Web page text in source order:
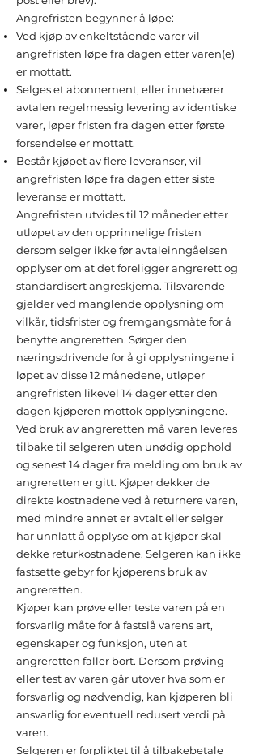
Angrefristen begynner å løpe:
Ved kjøp av enkeltstående varer vil
angrefristen løpe fra dagen etter varen(e)
er mottatt.
Selges et abonnement, eller innebærer
avtalen regelmessig levering av identiske
varer, løper fristen fra dagen etter første
forsendelse er mottatt.
Består kjøpet av flere leveranser, vil
angrefristen løpe fra dagen etter siste
leveranse er mottatt.
Angrefristen utvides til 12 måneder etter
utløpet av den opprinnelige fristen
dersom selger ikke før avtaleinngåelsen
opplyser om at det foreligger angrerett og
standardisert angreskjema. Tilsvarende
gjelder ved manglende opplysning om
vilkår, tidsfrister og fremgangsmåte for å
benytte angreretten. Sørger den
næringsdrivende for å gi opplysningene i
løpet av disse 12 månedene, utløper
angrefristen likevel 14 dager etter den
dagen kjøperen mottok opplysningene.
Ved bruk av angreretten må varen leveres
tilbake til selgeren uten unødig opphold
og senest 14 dager fra melding om bruk av
angreretten er gitt. Kjøper dekker de
direkte kostnadene ved å returnere varen,
med mindre annet er avtalt eller selger
har unnlatt å opplyse om at kjøper skal
dekke returkostnadene. Selgeren kan ikke
fastsette gebyr for kjøperens bruk av
angreretten.
Kjøper kan prøve eller teste varen på en
forsvarlig måte for å fastslå varens art,
egenskaper og funksjon, uten at
angreretten faller bort. Dersom prøving
eller test av varen går utover hva som er
forsvarlig og nødvendig, kan kjøperen bli
ansvarlig for eventuell redusert verdi på
varen.
Selgeren er forpliktet til å tilbakebetale